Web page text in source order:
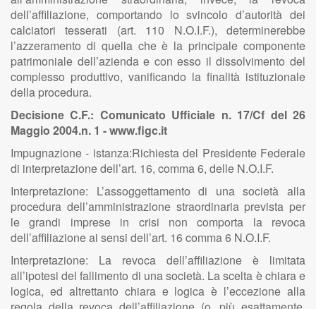
dell’affiliazione, comportando lo svincolo d’autorità dei
calciatori tesserati (art. 110 N.O.I.F.), determinerebbe
l’azzeramento di quella che è la principale componente
patrimoniale dell’azienda e con esso il dissolvimento del
complesso produttivo, vanificando la finalità istituzionale
della procedura.
Decisione C.F.: Comunicato Ufficiale n. 17/Cf del 26
Maggio 2004.n. 1 - www.figc.it
Impugnazione - istanza:Richiesta del Presidente Federale
di interpretazione dell’art. 16, comma 6, delle N.O.I.F.
Interpretazione: L’assoggettamento di una società alla
procedura dell’amministrazione straordinaria prevista per
le grandi imprese in crisi non comporta la revoca
dell’affiliazione ai sensi dell’art. 16 comma 6 N.O.I.F.
Interpretazione: La revoca dell’affiliazione è limitata
all’ipotesi del fallimento di una società. La scelta è chiara e
logica, ed altrettanto chiara e logica è l’eccezione alla